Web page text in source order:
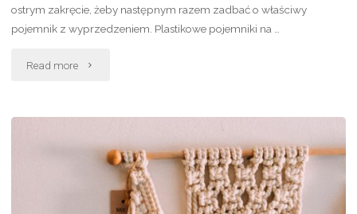
ostrym zakręcie, żeby następnym razem zadbać o właściwy
pojemnik z wyprzedzeniem. Plastikowe pojemniki na …
Read more "Ciasto
całości